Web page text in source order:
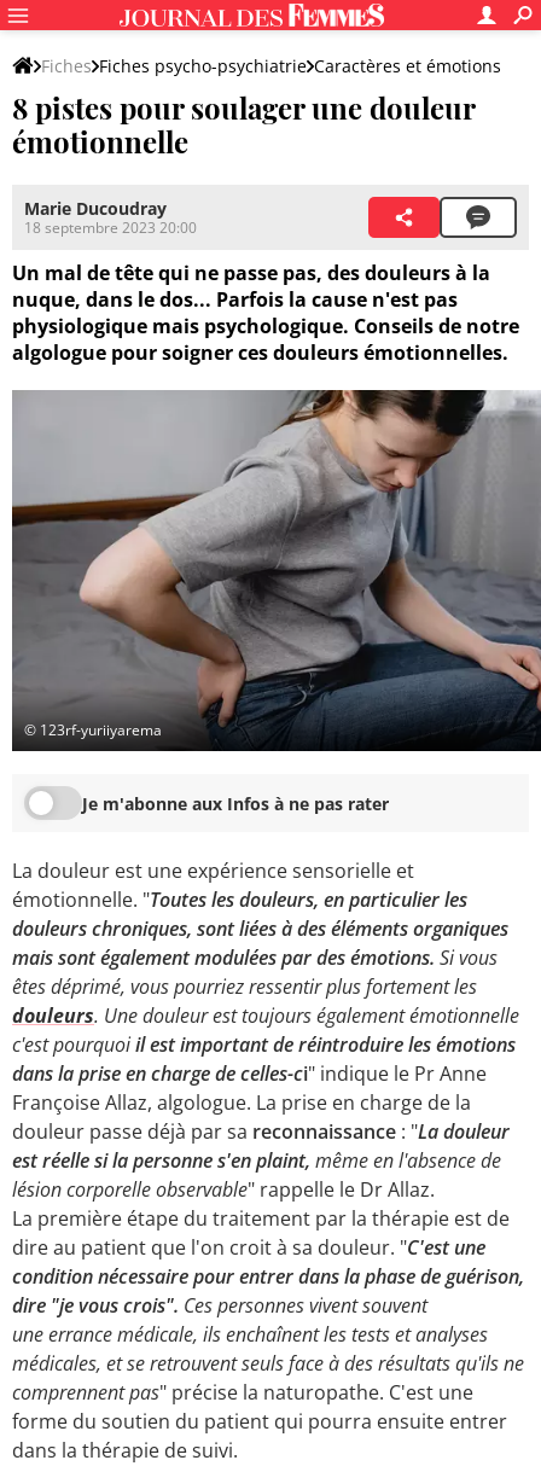
Fiches Fiches psycho-psychiatrie Caractères et émotions
Emotions négatives et souffrances émotionnelles
8 pistes pour soulager une douleur
émotionnelle
Marie Ducoudray
18 septembre 2023 20:00
Un mal de tête qui ne passe pas, des douleurs à la
nuque, dans le dos... Parfois la cause n'est pas
physiologique mais psychologique. Conseils de notre
algologue pour soigner ces douleurs émotionnelles.
© 123rf-yuriiyarema
Je m'abonne aux Infos à ne pas rater
La douleur est une expérience sensorielle et
émotionnelle. "Toutes les douleurs, en particulier les
douleurs chroniques, sont liées à des éléments organiques
mais sont également modulées par des émotions. Si vous
êtes déprimé, vous pourriez ressentir plus fortement les
douleurs. Une douleur est toujours également émotionnelle
c'est pourquoiil est important de réintroduire les émotions
dans la prise en charge de celles-ci" indique le Pr Anne
Françoise Allaz, algologue. La prise en charge de la
douleur passe déjà par sa reconnaissance : "La douleur
est réelle si la personne s'en plaint, même en l'absence de
lésion corporelle observable" rappelle le Dr Allaz.
La première étape du traitement par la thérapie est de
dire au patient que l'on croit à sa douleur. "C'est une
condition nécessaire pour entrer dans la phase de guérison,
dire "je vous crois". Ces personnes vivent souvent
une errance médicale, ils enchaînent les tests et analyses
médicales, et se retrouvent seuls face à des résultats qu'ils ne
comprennent pas" précise la naturopathe. C'est une
forme du soutien du patient qui pourra ensuite entrer
dans la thérapie de suivi.